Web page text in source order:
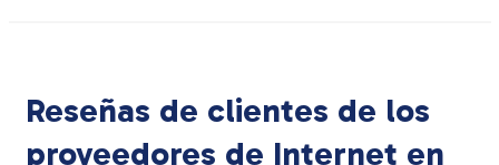
Reseñas de clientes de los
proveedores de Internet en